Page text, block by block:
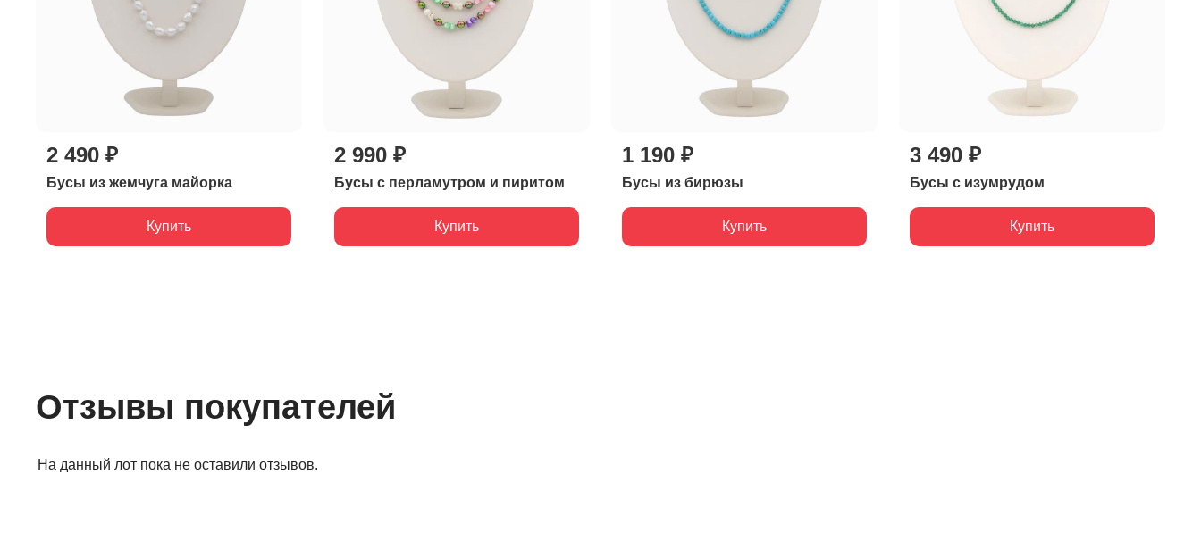
2 490 ₽
Бусы из жемчуга майорка
Купить
2 990 ₽
Бусы с перламутром и пиритом
Купить
1 190 ₽
Бусы из бирюзы
Купить
3 490 ₽
Бусы с изумрудом
Купить
Отзывы покупателей
На данный лот пока не оставили отзывов.